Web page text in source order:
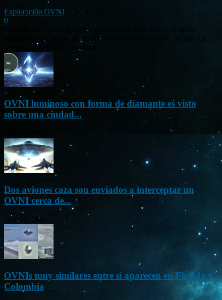
Exploración OVNI
0
Durante una noche reciente, varios residentes de Los Ángeles
observaron un objeto de apariencia inusual en el cielo. Según los
testigos, el fenómeno consistía...
OVNI luminoso con forma de diamante es visto
sobre una ciudad...
Dos aviones caza son enviados a interceptar un
OVNI cerca de...
Nov 22, 2023
OVNIs muy similares entre sí aparecen en Florida y
Colombia